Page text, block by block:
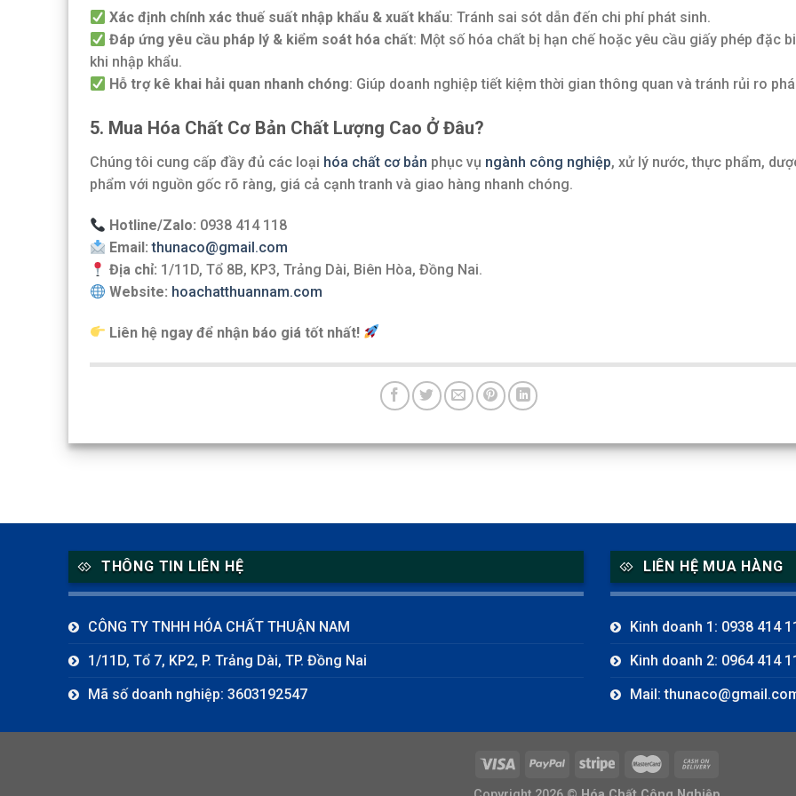
Xác định chính xác thuế suất nhập khẩu & xuất khẩu: Tránh sai sót dẫn đến chi phí phát sinh.
Đáp ứng yêu cầu pháp lý & kiểm soát hóa chất: Một số hóa chất bị hạn chế hoặc yêu cầu giấy phép đặc
khi nhập khẩu.
Hỗ trợ kê khai hải quan nhanh chóng: Giúp doanh nghiệp tiết kiệm thời gian thông quan và tránh rủi ro
5. Mua Hóa Chất Cơ Bản Chất Lượng Cao Ở Đâu?
Chúng tôi cung cấp đầy đủ các loại hóa chất cơ bản phục vụ ngành công nghiệp, xử lý nước, thực phẩm,
phẩm với nguồn gốc rõ ràng, giá cả cạnh tranh và giao hàng nhanh chóng.
Hotline/Zalo: 0938 414 118
Email: thunaco@gmail.com
Địa chỉ: 1/11D, Tổ 8B, KP3, Trảng Dài, Biên Hòa, Đồng Nai.
Website: hoachatthuannam.com
Liên hệ ngay để nhận báo giá tốt nhất!
THÔNG TIN LIÊN HỆ
CÔNG TY TNHH HÓA CHẤT THUẬN NAM
1/11D, Tổ 7, KP2, P. Trảng Dài, TP. Đồng Nai
Mã số doanh nghiệp: 3603192547
LIÊN HỆ MUA HÀNG
Kinh doanh 1: 0938 414
Kinh doanh 2: 0964 414
Mail: